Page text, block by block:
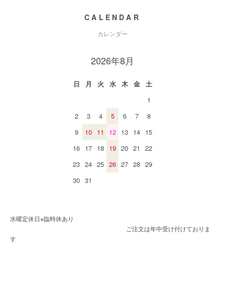
CALENDAR
カレンダー
2026年8月
日 月 火 水 木 金
土
1
2
3 4 5 6 7
8
9
10 11 12 13 14 15
16 17 18 19 20 21
22
23 24 25 26 27 28 29
30 31
水曜定休日※臨時休あり
ご注文は年中受け付けておりま
す